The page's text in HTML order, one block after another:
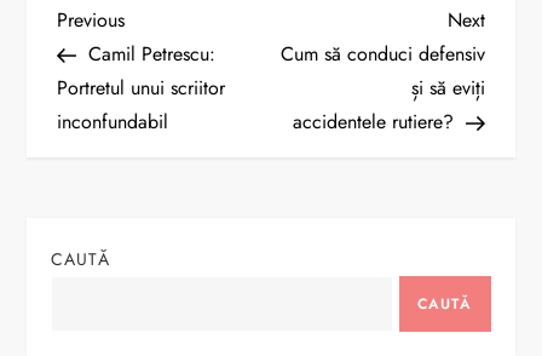
N
a
v
g
Previous
Post
Previous
Camil Petrescu:
Portretul unui scriitor
inconfundabil
Next
Post
Next
Cum să conduci defensiv
și să eviți
accidentele rutiere?
CAUTĂ
CAUTĂ